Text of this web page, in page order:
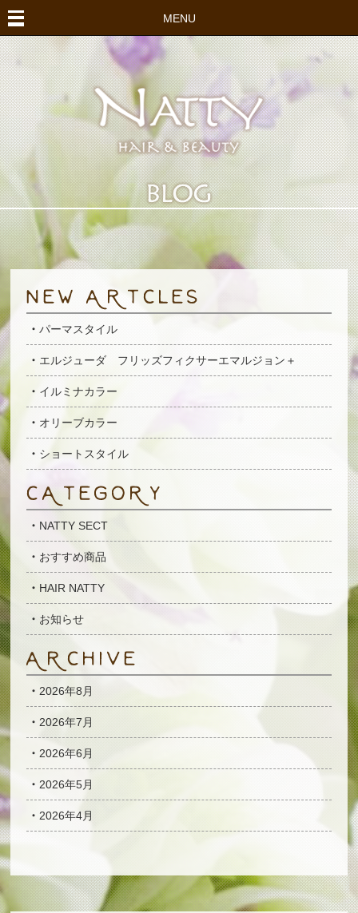
MENU
パーマスタイル
エルジューダ フリッズフィクサーエマルジョン＋
イルミナカラー
オリーブカラー
ショートスタイル
NATTY SECT
おすすめ商品
HAIR NATTY
お知らせ
2026年8月
2026年7月
2026年6月
2026年5月
2026年4月